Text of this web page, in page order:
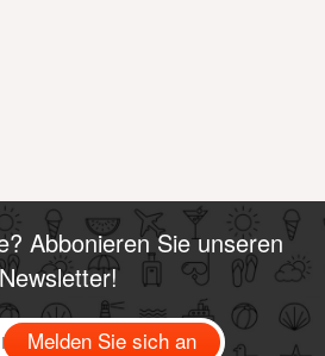
Abbonieren Sie unseren
Newsletter!
Melden Sie sich an